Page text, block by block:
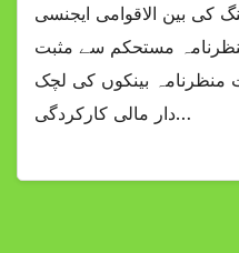
کی بین الاقوامی ایجنسی
منظرنامہ مستحکم سے مثبت
منظرنامہ بینکوں کی لچک
دار مالی کارکردگی…